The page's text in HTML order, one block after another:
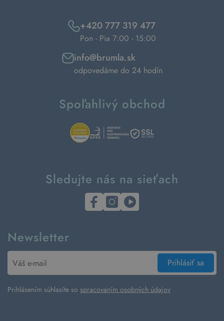
+420 777 319 477
Pon - Pia 7:00 - 15:00
info@brumla.sk
odpovedáme do 24 hodín
Spoľahlivý obchod
Sledujte nás na sieťach
Newsletter
Prihlásiť sa
Prihlásením súhlasíte so spracovaním osobných údajov